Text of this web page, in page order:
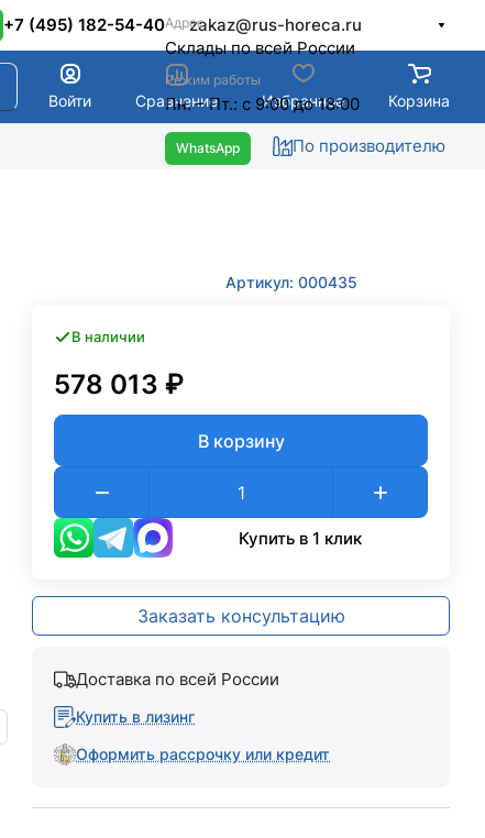
zakaz@rus-horeca.ru
+7 (495) 182-54-40Адрес
Cклады по всей России
Режим работы
Пн. – Пт.: с 9:00 до 18:00
Войти Сравнение Избранное Корзина
По производителю
Артикул: 000435
В наличии
578 013 ₽
В корзину
Купить в 1 клик
Заказать консультацию
Доставка по всей России
Купить в лизинг
Оформить рассрочку или кредит